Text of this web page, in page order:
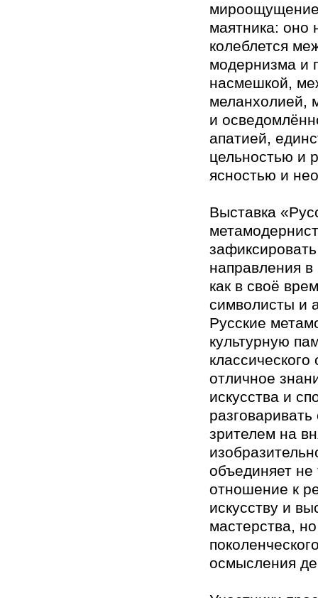
маятника: оно
колеблется
модернизма и
насмешкой,
меланхолией,
и
апатией,
цельностью и
ясностью и
Выставка
направления
как в своё
символисты и
Русские
культурную
отличное
искусства и
зрителем на
объединяет
отношение к
искусству и
мастерства,
осмысления